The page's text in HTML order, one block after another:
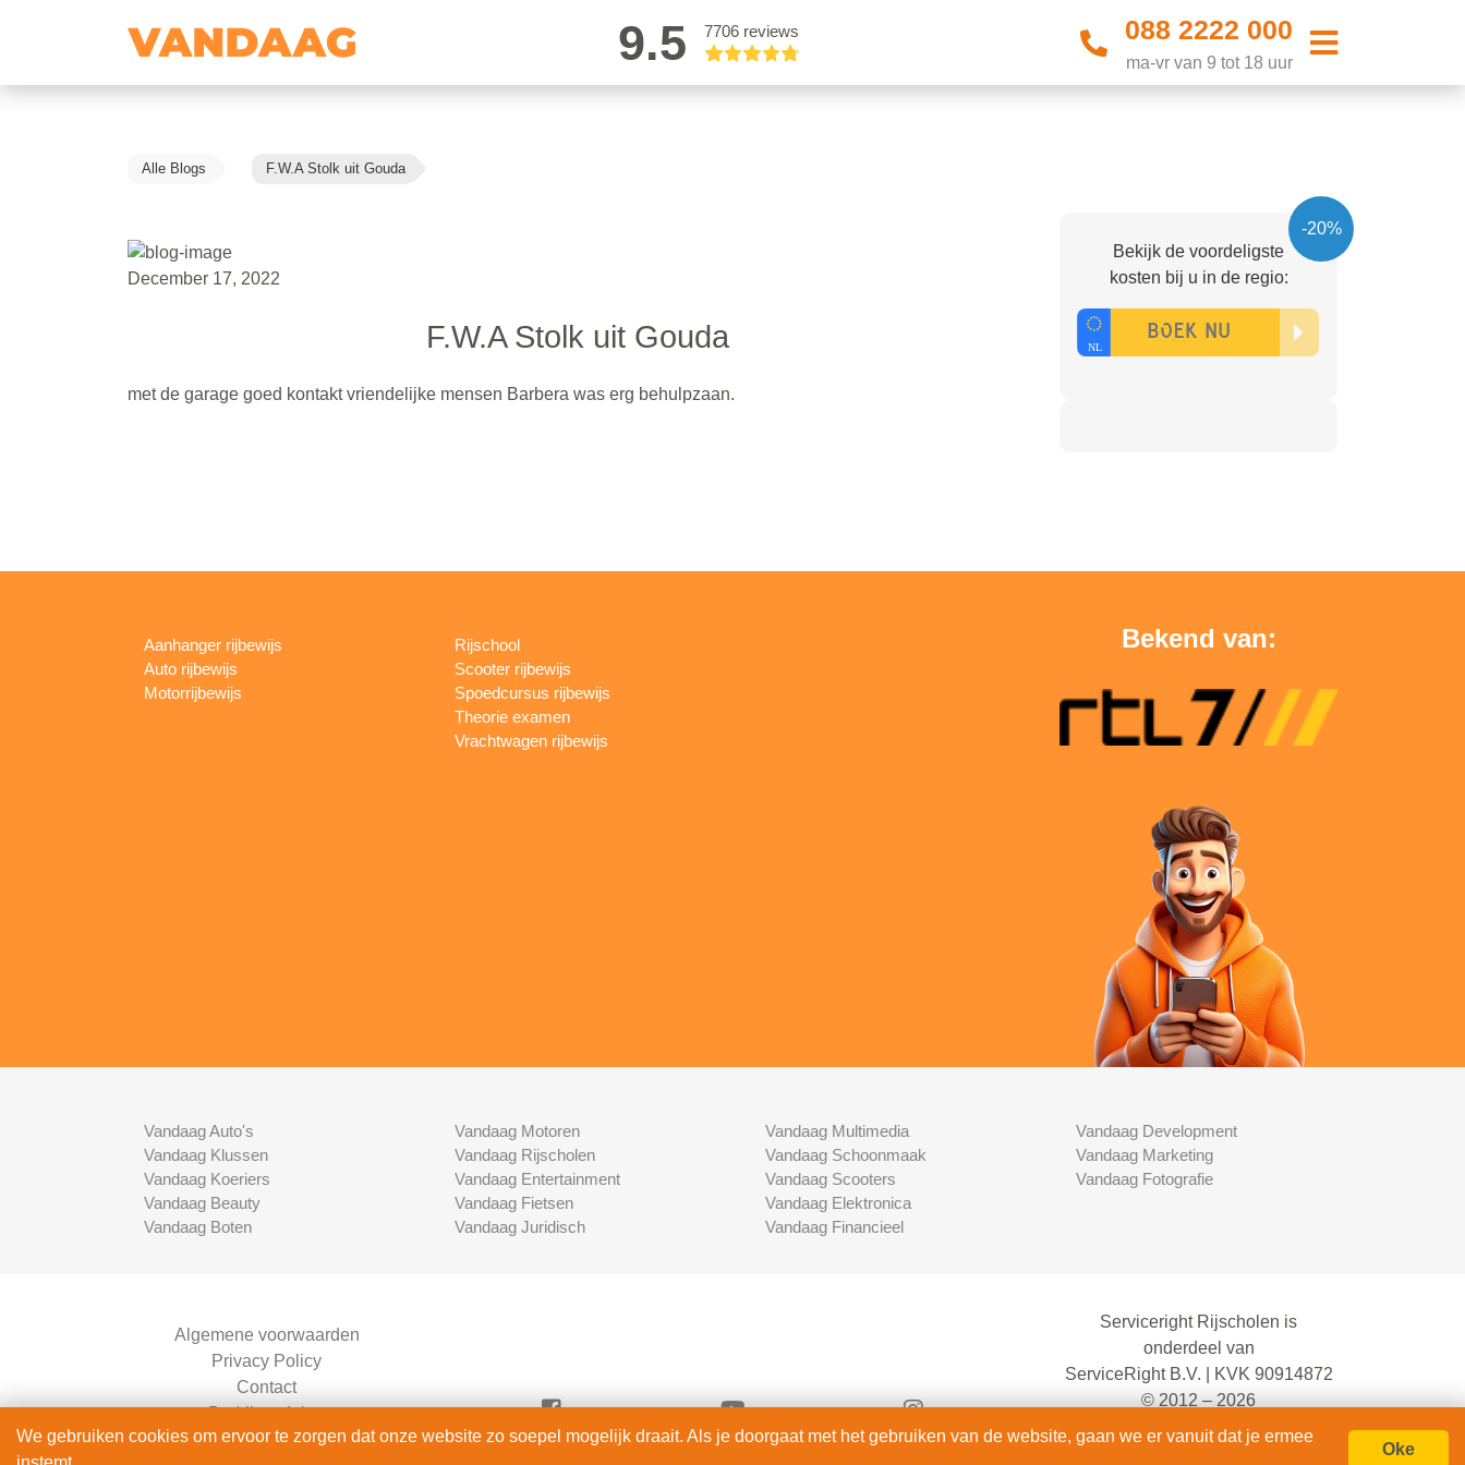
9.5 7706 reviews 088 2222 000
ma-vr van 9 tot 18 uur
Alle Blogs F.W.A Stolk uit Gouda
December 17, 2022
F.W.A Stolk uit Gouda
met de garage goed kontakt vriendelijke mensen Barbera was erg behulpzaan.
-20%
Bekijk de voordeligste
kosten bij u in de regio:
Aanhanger rijbewijs
Auto rijbewijs
Motorrijbewijs
Rijschool
Scooter rijbewijs
Spoedcursus rijbewijs
Theorie examen
Vrachtwagen rijbewijs
Bekend van:
Vandaag Auto's
Vandaag Klussen
Vandaag Koeriers
Vandaag Beauty
Vandaag Boten
Vandaag Motoren
Vandaag Rijscholen
Vandaag Entertainment
Vandaag Fietsen
Vandaag Juridisch
Vandaag Multimedia
Vandaag Schoonmaak
Vandaag Scooters
Vandaag Elektronica
Vandaag Financieel
Vandaag Development
Vandaag Marketing
Vandaag Fotografie
Algemene voorwaarden
Privacy Policy
Contact
Bedrijven Inlog
Serviceright Rijscholen is
onderdeel van
ServiceRight B.V. | KVK 90914872
© 2012 – 2026
alle rechten voorbehouden.
We gebruiken cookies om ervoor te zorgen dat onze website zo soepel mogelijk draait. Als je doorgaat met het gebruiken van de website, gaan we er vanuit dat je ermee
Oke